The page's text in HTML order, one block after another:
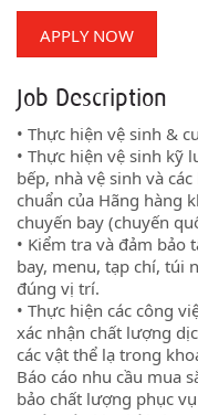
APPLY NOW
Job Description
• Thực hiện vệ sinh &
• Thực hiện vệ sinh kỹ
bếp, nhà vệ sinh và
chuẩn của Hãng hàng
chuyến bay (chuyến
• Kiểm tra và đảm bảo
bay, menu, tạp chí, túi
đúng vị trí.
• Thực hiện các công
xác nhận chất lượng
các vật thể lạ trong
Báo cáo nhu cầu mua
bảo chất lượng phục